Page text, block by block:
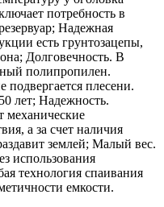
потребность в
Надежная
есть грунтозацепы,
Долговечность. В
полипропилен.
подвергается плесени.
лет; Надежность.
механические
а за счет наличия
землей; Малый вес.
использования
технология спаивания
емкости.